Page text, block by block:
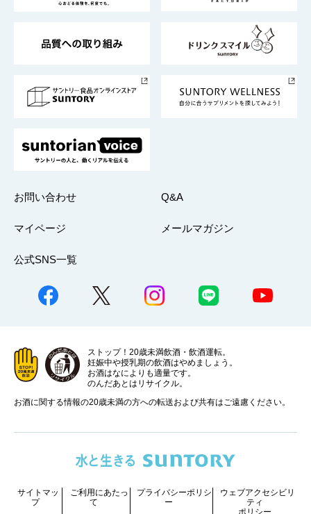
採用情報
お問い合わせ Q&A
マイページ メールマガジン
公式SNS一覧
ストップ！20歳未満飲酒・飲酒運転。
妊娠中や授乳期の飲酒はやめましょう。
お酒はなによりも適量です。
のんだあとはリサイクル。
お酒に関する情報の20歳未満の方への転送および共有はご遠慮ください。
サイトマッ
プ
ご利用にあたっ
て
プライバシーポリシ
ー
ウェブアクセシビリ
ティ
ポリシー